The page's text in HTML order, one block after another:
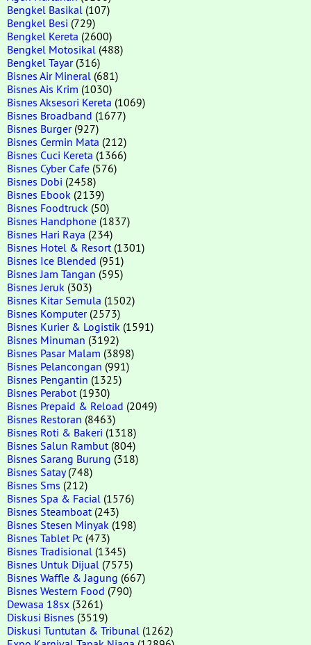
Bengkel Basikal (107)
Bengkel Besi (729)
Bengkel Kereta (2600)
Bengkel Motosikal (488)
Bengkel Tayar(316)
Bisnes Air Mineral (681)
Bisnes Ais Krim (1030)
Bisnes Aksesori Kereta (1069)
Bisnes Broadband (1677)
Bisnes Burger(927)
Bisnes Cermin Mata (212)
Bisnes Cuci Kereta (1366)
Bisnes Cyber Cafe (576)
Bisnes Dobi (2458)
Bisnes Ebook (2139)
Bisnes Foodtruck (50)
Bisnes Handphone (1837)
Bisnes Hari Raya (234)
Bisnes Hotel & Resort (1301)
Bisnes Ice Blended (951)
Bisnes Jam Tangan (595)
Bisnes Jeruk (303)
Bisnes Kitar Semula (1502)
Bisnes Komputer(2573)
Bisnes Kurier & Logistik (1591)
Bisnes Minuman (3192)
Bisnes Pasar Malam (3898)
Bisnes Pelancongan (991)
Bisnes Pengantin (1325)
Bisnes Perabot (1930)
Bisnes Prepaid & Reload (2049)
Bisnes Restoran (8463)
Bisnes Roti & Bakeri (1318)
Bisnes Salun Rambut (804)
Bisnes Sarang Burung (318)
Bisnes Satay(748)
Bisnes Sms (212)
Bisnes Spa & Facial (1576)
Bisnes Steamboat (243)
Bisnes Stesen Minyak (198)
Bisnes Tablet Pc (473)
Bisnes Tradisional (1345)
Bisnes Untuk Dijual (7575)
Bisnes Waffle & Jagung (667)
Bisnes Western Food (790)
Dewasa 18sx (3261)
Diskusi Bisnes (3519)
Diskusi Tuntutan & Tribunal (1262)